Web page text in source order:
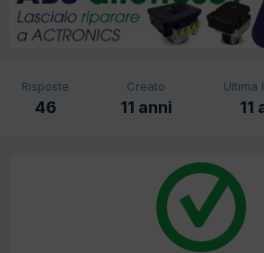
Risposte
46
Creato
11 anni
Ultima
11